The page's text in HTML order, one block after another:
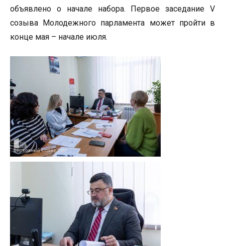
объявлено о начале набора. Первое заседание V
созыва Молодежного парламента может пройти в
конце мая – начале июля.